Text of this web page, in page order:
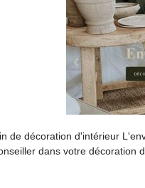
de décoration d'intérieur
dans votre décoration